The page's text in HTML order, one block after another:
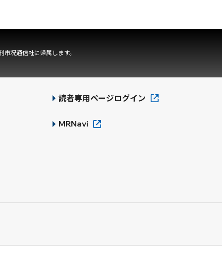
况通信社に帰属します。
読者専用ページログイン
MRNavi